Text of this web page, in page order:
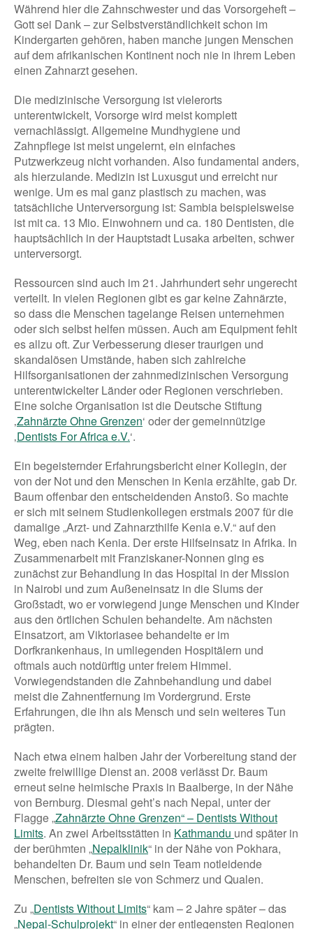
Während hier die Zahnschwester und das Vorsorgeheft –
Gott sei Dank – zur Selbstverständlichkeit schon im
Kindergarten gehören, haben manche jungen Menschen
auf dem afrikanischen Kontinent noch nie in ihrem Leben
einen Zahnarzt gesehen.
Die medizinische Versorgung ist vielerorts
unterentwickelt, Vorsorge wird meist komplett
vernachlässigt. Allgemeine Mundhygiene und
Zahnpflege ist meist ungelernt, ein einfaches
Putzwerkzeug nicht vorhanden. Also fundamental anders,
als hierzulande. Medizin ist Luxusgut und erreicht nur
wenige. Um es mal ganz plastisch zu machen, was
tatsächliche Unterversorgung ist: Sambia beispielsweise
ist mit ca. 13 Mio. Einwohnern und ca. 180 Dentisten, die
hauptsächlich in der Hauptstadt Lusaka arbeiten, schwer
unterversorgt.
Ressourcen sind auch im 21. Jahrhundert sehr ungerecht
verteilt. In vielen Regionen gibt es gar keine Zahnärzte,
so dass die Menschen tagelange Reisen unternehmen
oder sich selbst helfen müssen. Auch am Equipment fehlt
es allzu oft. Zur Verbesserung dieser traurigen und
skandalösen Umstände, haben sich zahlreiche
Hilfsorganisationen der zahnmedizinischen Versorgung
unterentwickelter Länder oder Regionen verschrieben.
Eine solche Organisation ist die Deutsche Stiftung
‚Zahnärzte Ohne Grenzen‘ oder der gemeinnützige
‚Dentists For Africa e.V.‘.
Ein begeisternder Erfahrungsbericht einer Kollegin, der
von der Not und den Menschen in Kenia erzählte, gab Dr.
Baum offenbar den entscheidenden Anstoß. So machte
er sich mit seinem Studienkollegen erstmals 2007 für die
damalige „Arzt- und Zahnarzthilfe Kenia e.V.“ auf den
Weg, eben nach Kenia. Der erste Hilfseinsatz in Afrika. In
Zusammenarbeit mit Franziskaner-Nonnen ging es
zunächst zur Behandlung in das Hospital in der Mission
in Nairobi und zum Außeneinsatz in die Slums der
Großstadt, wo er vorwiegend junge Menschen und Kinder
aus den örtlichen Schulen behandelte. Am nächsten
Einsatzort, am Viktoriasee behandelte er im
Dorfkrankenhaus, in umliegenden Hospitälern und
oftmals auch notdürftig unter freiem Himmel.
Vorwiegendstanden die Zahnbehandlung und dabei
meist die Zahnentfernung im Vordergrund. Erste
Erfahrungen, die ihn als Mensch und sein weiteres Tun
prägten.
Nach etwa einem halben Jahr der Vorbereitung stand der
zweite freiwillige Dienst an. 2008 verlässt Dr. Baum
erneut seine heimische Praxis in Baalberge, in der Nähe
von Bernburg. Diesmal geht’s nach Nepal, unter der
Flagge „Zahnärzte Ohne Grenzen“ – Dentists Without
Limits. An zwei Arbeitsstätten in Kathmandu und später in
der berühmten „Nepalklinik“ in der Nähe von Pokhara,
behandelten Dr. Baum und sein Team notleidende
Menschen, befreiten sie von Schmerz und Qualen.
Zu „Dentists Without Limits“ kam – 2 Jahre später – das
„Nepal-Schulprojekt“ in einer der entlegensten Regionen